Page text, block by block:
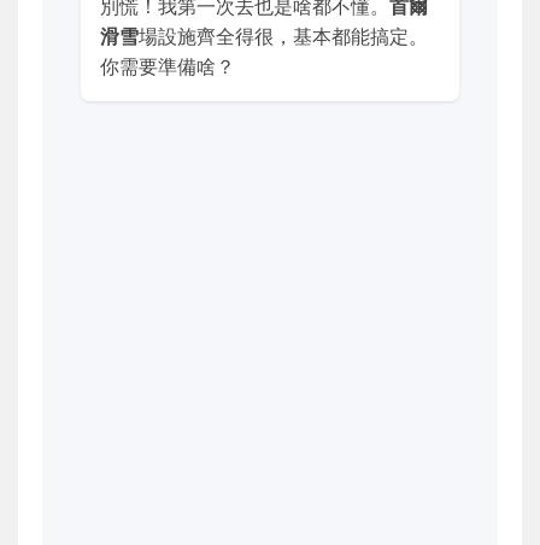
別慌！我第一次去也是啥都不懂。 首爾
滑雪場設施齊全得很，基本都能搞定。
你需要準備啥？